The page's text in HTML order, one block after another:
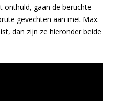
onthuld, gaan de beruchte
gevechten aan met Max.
dan zijn ze hieronder beide